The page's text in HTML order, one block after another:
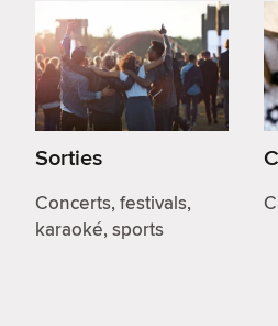
Sorties
Concerts, festivals,
karaoké, sports